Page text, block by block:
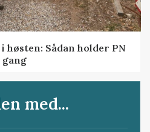
Sådan holder PN
med...